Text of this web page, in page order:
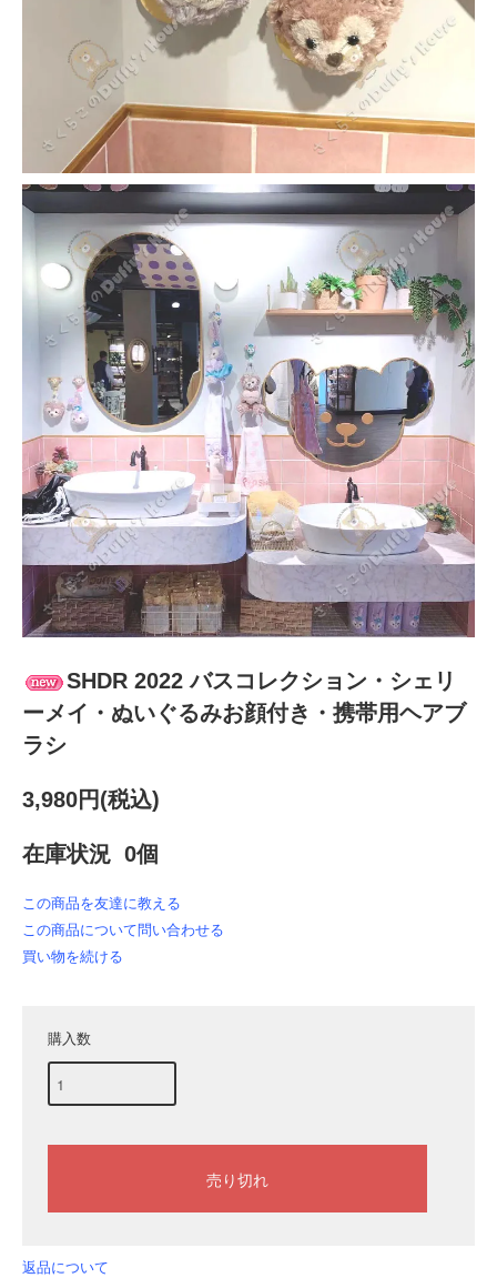
SHDR 2022 バスコレクション・シェリ
ーメイ・ぬいぐるみお顔付き・携帯用ヘアブ
ラシ
3,980円(税込)
在庫状況 0個
この商品を友達に教える
この商品について問い合わせる
買い物を続ける
購入数
返品について